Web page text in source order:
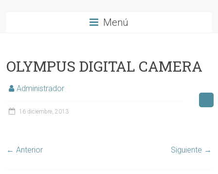
Menú
OLYMPUS DIGITAL CAMERA
Administrador
16 diciembre, 2013
← Anterior Siguiente →